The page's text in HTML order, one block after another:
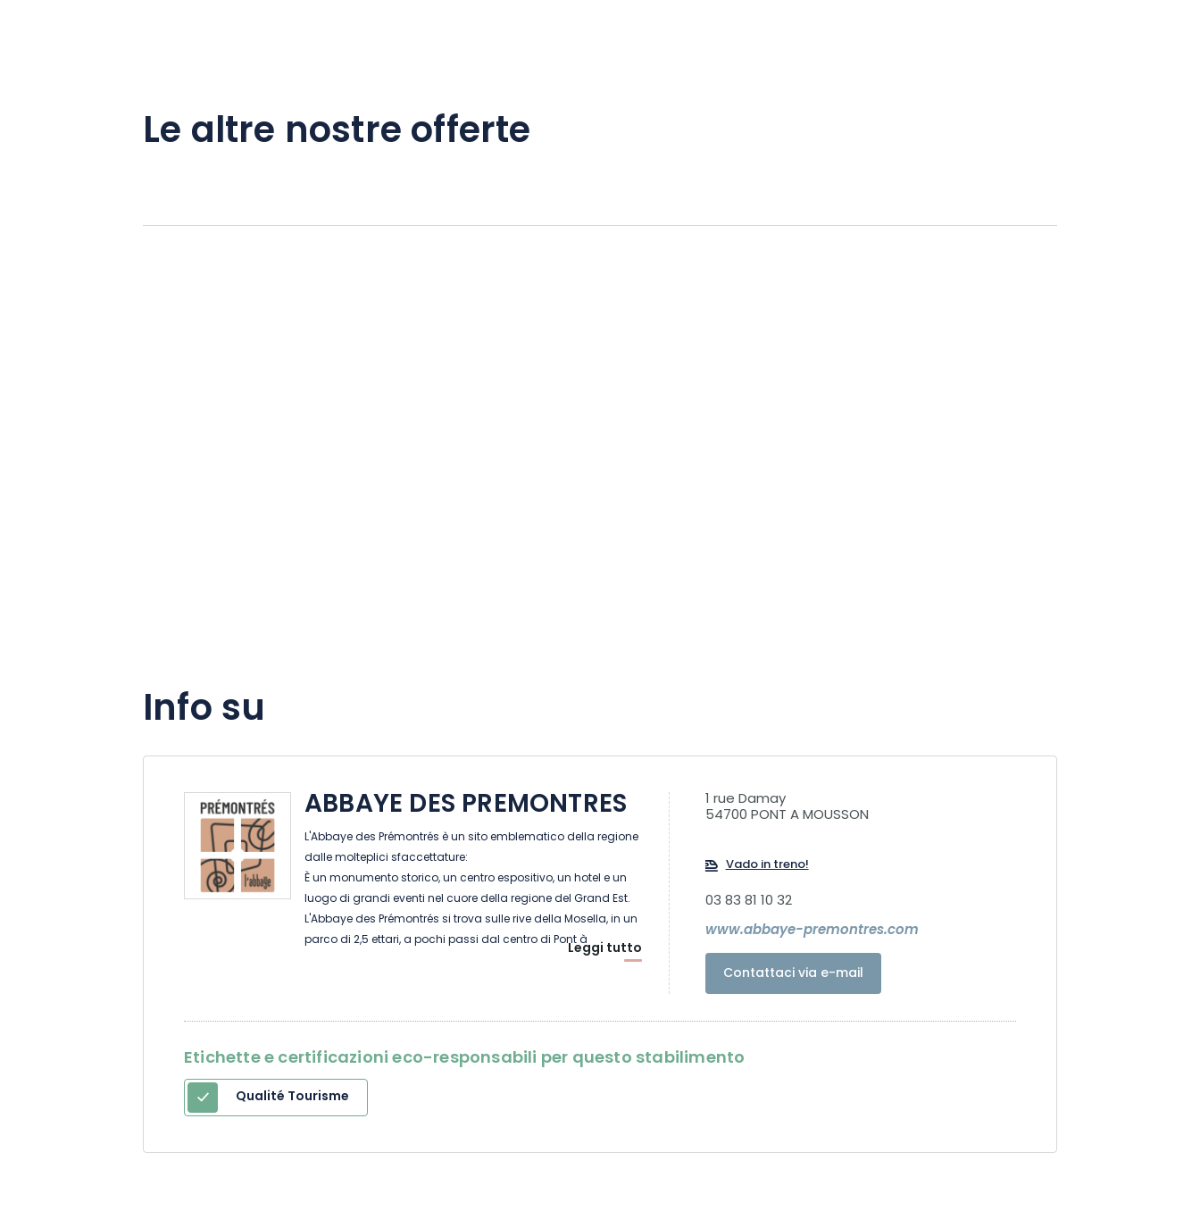
Le altre nostre offerte
Info su
ABBAYE DES PREMONTRES
L'Abbaye des Prémontrés è un sito emblematico della regione
dalle molteplici sfaccettature:
È un monumento storico, un centro espositivo, un hotel e un
luogo di grandi eventi nel cuore della regione del Grand Est.
L'Abbaye des Prémontrés si trova sulle rive della Mosella, in un
parco di 2,5 ettari, a pochi passi dal centro di Pont à
Mousson, dove troverete tutti i servizi necessari (bar, ristoranti,
visitare città ricche di storia e cultura come Metz, Nancy,
a pochi chilometri di distanza.
Se siete più appassionati di natura, la pista ciclabile Mosella-
Saona o voie bleue si trova a soli 5 minuti da questo
Leggi tutto
1 rue Damay
54700 PONT A MOUSSON
Vado in treno!
03 83 81 10 32
www.abbaye-premontres.com
Contattaci via e-mail
Etichette e certificazioni eco-responsabili per questo stabilimento
Qualité Tourisme